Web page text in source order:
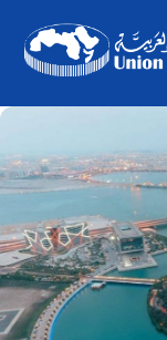
content